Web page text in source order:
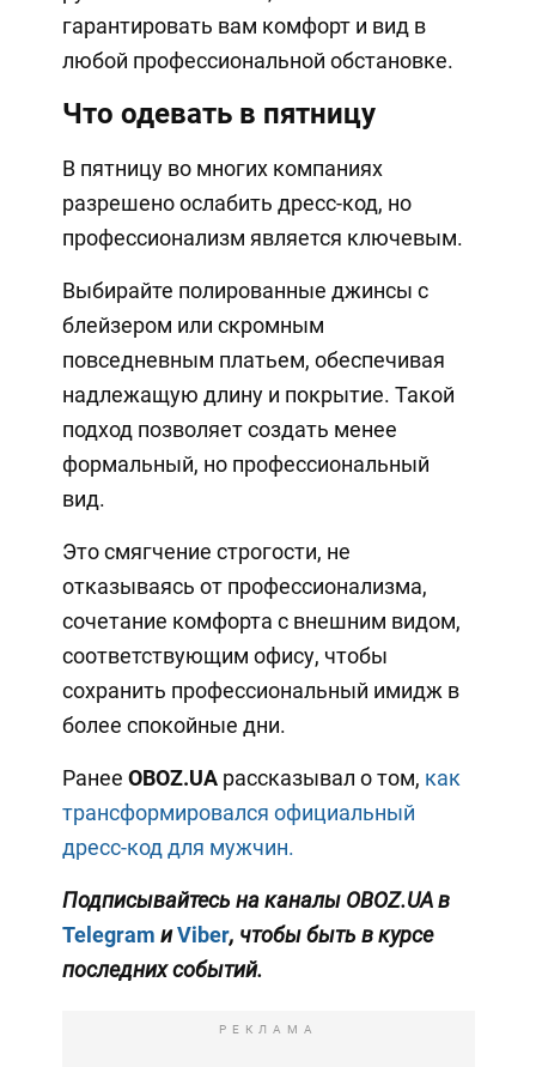
гарантировать вам комфорт и вид в
любой профессиональной обстановке.
Что одевать в пятницу
В пятницу во многих компаниях
разрешено ослабить дресс-код, но
профессионализм является ключевым.
Выбирайте полированные джинсы с
блейзером или скромным
повседневным платьем, обеспечивая
надлежащую длину и покрытие. Такой
подход позволяет создать менее
формальный, но профессиональный
вид.
Это смягчение строгости, не
отказываясь от профессионализма,
сочетание комфорта с внешним видом,
соответствующим офису, чтобы
сохранить профессиональный имидж в
более спокойные дни.
Ранее OBOZ.UA рассказывал о том, как
трансформировался официальный
дресс-код для мужчин.
Подписывайтесь на каналы OBOZ.UAв
Telegram иViber, чтобы быть в курсе
последних событий.
РЕКЛАМА